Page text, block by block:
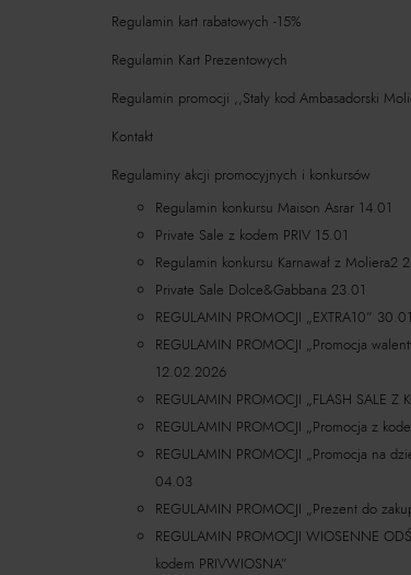
Regulamin kart rabatowych -15%
Regulamin Kart Prezentowych
Regulamin promocji ,,Stały kod Ambasadorski
Kontakt
Regulaminy akcji promocyjnych i konkursów
Regulamin konkursu Maison Asrar 14.01
Private Sale z kodem PRIV 15.01
Regulamin konkursu Karnawał z Moliera2
Private Sale Dolce&Gabbana 23.01
REGULAMIN PROMOCJI „EXTRA10”
REGULAMIN PROMOCJI „Promocja
12.02.2026
REGULAMIN PROMOCJI „FLASH SALE
REGULAMIN PROMOCJI „Promocja z
REGULAMIN PROMOCJI „Promocja na
04.03
REGULAMIN PROMOCJI „Prezent do
REGULAMIN PROMOCJI WIOSENNE
kodem PRIVWIOSNA”